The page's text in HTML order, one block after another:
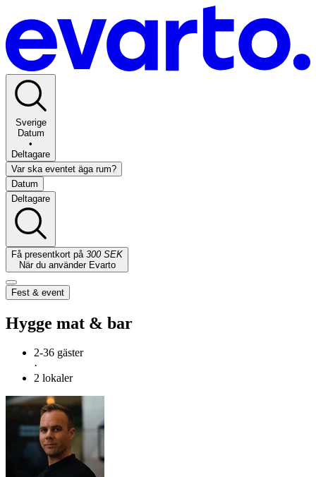
Sverige
Datum
•
Deltagare
Var ska eventet äga rum?
Datum
Deltagare
Få presentkort på 300 SEK
När du använder Evarto
Fest & event
Hygge mat & bar
2-36 gäster
·
2 lokaler